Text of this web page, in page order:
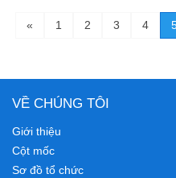
« 1 2 3 4
VỀ CHÚNG TÔI
Giới thiệu
Cột mốc
Sơ đồ tổ chức